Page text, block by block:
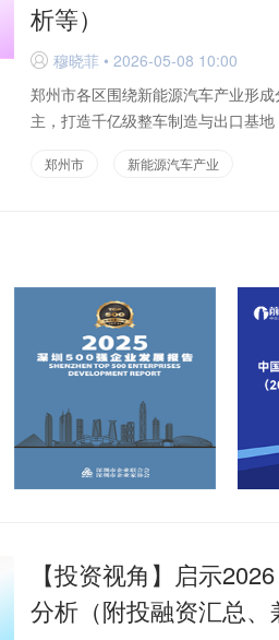
析等）
D 穆晓菲 • 2026-05-08 10:00
郑州市各区围绕新能源汽车产业形
主，打造千亿级整车制造与出口基
郑州市 新能源汽车产业
【投资视角】启示
分析（附投融资汇总